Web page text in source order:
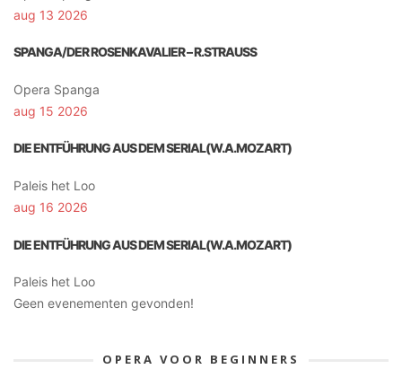
aug 13 2026
SPANGA/DER ROSENKAVALIER – R.STRAUSS
Opera Spanga
aug 15 2026
DIE ENTFÜHRUNG AUS DEM SERIAL(W.A.MOZART)
Paleis het Loo
aug 16 2026
DIE ENTFÜHRUNG AUS DEM SERIAL(W.A.MOZART)
Paleis het Loo
Geen evenementen gevonden!
OPERA VOOR BEGINNERS